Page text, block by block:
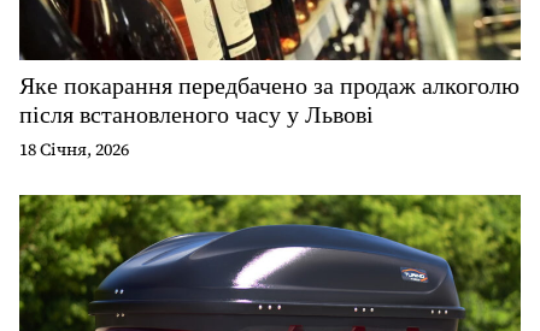
и
с
і
в
Яке покарання передбачено за продаж алкоголю
після встановленого часу у Львові
18 Січня, 2026